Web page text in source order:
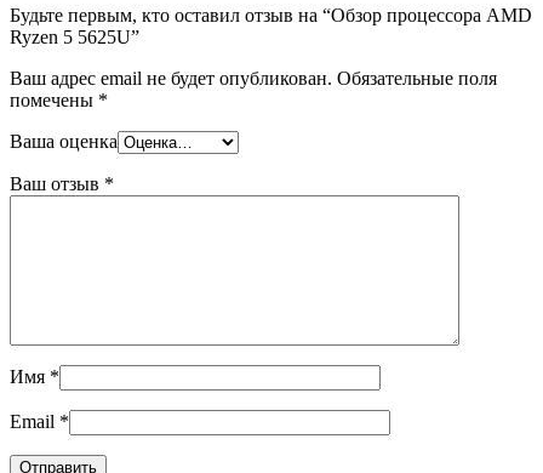
Будьте первым, кто оставил отзыв на “Обзор процессора AMD
Ryzen 5 5625U”
Ваш адрес email не будет опубликован. Обязательные поля
помечены *
Ваша оценка
Ваш отзыв *
Имя *
Email *